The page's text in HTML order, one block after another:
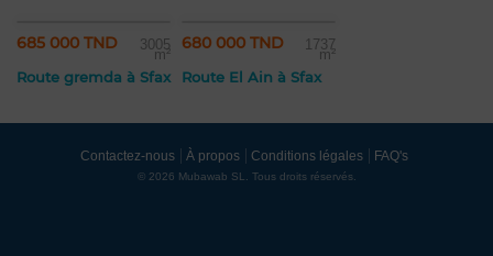
685 000 TND 3005
m²
Route gremda à Sfax
680 000 TND 1737
m²
Route El Ain à Sfax
Contactez-nous À propos Conditions légales FAQ's
© 2026 Mubawab SL. Tous droits réservés.